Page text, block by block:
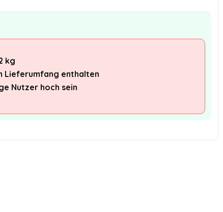
kg
Lieferumfang enthalten
Nutzer hoch sein